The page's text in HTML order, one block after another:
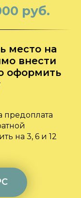
руб.
место на
внести
оформить
предоплата
на 3, 6 и 12